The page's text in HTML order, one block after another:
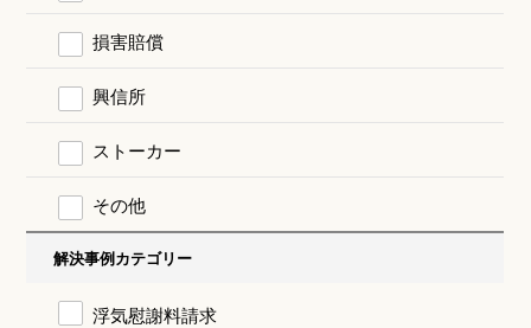
損害賠償
興信所
ストーカー
その他
解決事例カテゴリー
浮気慰謝料請求